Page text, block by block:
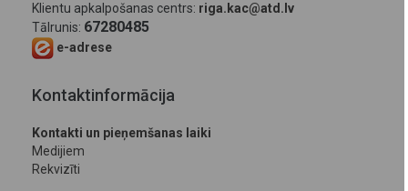
Klientu apkalpošanas centrs: riga.kac@atd.lv
Tālrunis: 67280485
e-adrese
Kontaktinformācija
Kontakti un pieņemšanas laiki
Medijiem
Rekvizīti